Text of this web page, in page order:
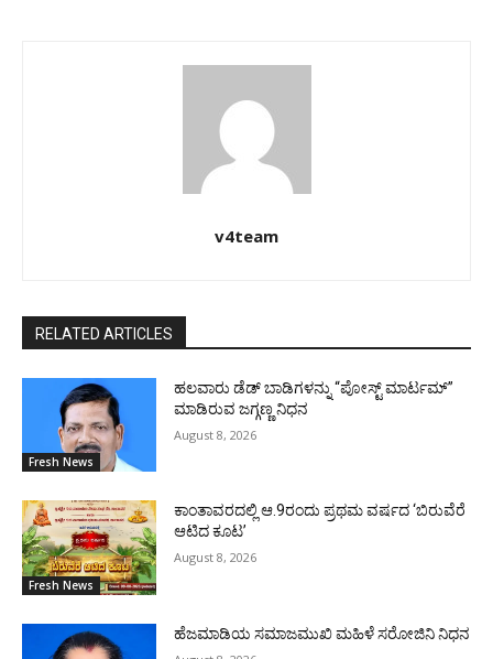
v4team
RELATED ARTICLES
Fresh News
ಹಲವಾರು ಡೆಡ್ ಬಾಡಿಗಳನ್ನು “ಪೋಸ್ಟ್ ಮಾರ್ಟಮ್”
ಮಾಡಿರುವ ಜಗ್ಗಣ್ಣ ನಿಧನ
August 8, 2026
Fresh News
ಕಾಂತಾವರದಲ್ಲಿ ಆ.9ರಂದು ಪ್ರಥಮ ವರ್ಷದ ‘ಬಿರುವೆರೆ
ಆಟಿದ ಕೂಟ’
August 8, 2026
ಹೆಜಮಾಡಿಯ ಸಮಾಜಮುಖಿ ಮಹಿಳೆ ಸರೋಜಿನಿ ನಿಧನ